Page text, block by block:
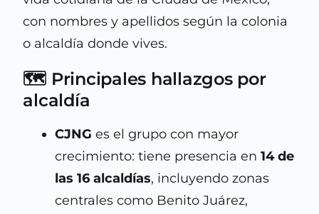
con nombres y apellidos según la colonia
o alcaldía donde vives.
🗺️ Principales hallazgos por
alcaldía
CJNG es el grupo con mayor
crecimiento: tiene presencia en14 de
las 16 alcaldías, incluyendo zonas
centrales como Benito Juárez,